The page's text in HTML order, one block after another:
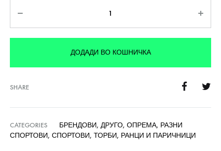
ДОДАДИ ВО КОШНИЧКА
SHARE
CATEGORIES БРЕНДОВИ, ДРУГО, ОПРЕМА, РАЗНИ
СПОРТОВИ, СПОРТОВИ, ТОРБИ, РАНЦИ И ПАРИЧНИЦИ